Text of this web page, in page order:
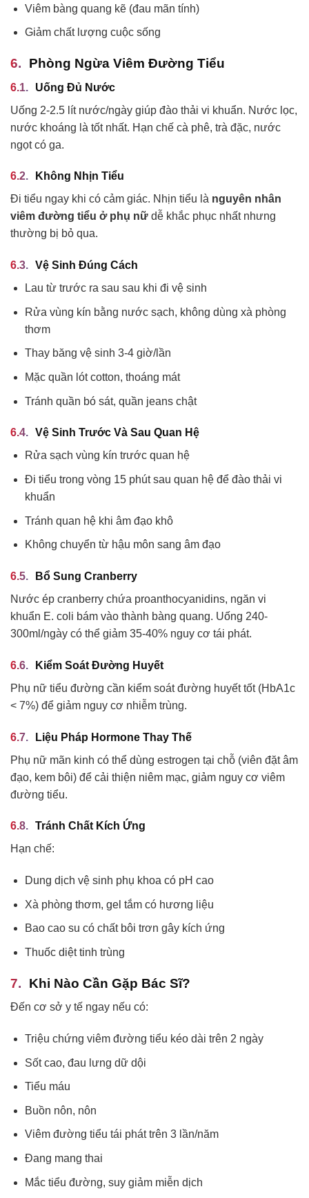
Viêm bàng quang kẽ (đau mãn tính)
Giảm chất lượng cuộc sống
Phòng Ngừa Viêm Đường Tiểu
Uống Đủ Nước
Uống 2-2.5 lít nước/ngày giúp đào thải vi khuẩn. Nước lọc,
nước khoáng là tốt nhất. Hạn chế cà phê, trà đặc, nước
ngọt có ga.
Không Nhịn Tiểu
Đi tiểu ngay khi có cảm giác. Nhịn tiểu là nguyên nhân
viêm đường tiểu ở phụ nữ dễ khắc phục nhất nhưng
thường bị bỏ qua.
Vệ Sinh Đúng Cách
Lau từ trước ra sau sau khi đi vệ sinh
Rửa vùng kín bằng nước sạch, không dùng xà phòng
thơm
Thay băng vệ sinh 3-4 giờ/lần
Mặc quần lót cotton, thoáng mát
Tránh quần bó sát, quần jeans chật
Vệ Sinh Trước Và Sau Quan Hệ
Rửa sạch vùng kín trước quan hệ
Đi tiểu trong vòng 15 phút sau quan hệ để đào thải vi
khuẩn
Tránh quan hệ khi âm đạo khô
Không chuyển từ hậu môn sang âm đạo
Bổ Sung Cranberry
Nước ép cranberry chứa proanthocyanidins, ngăn vi
khuẩn E. coli bám vào thành bàng quang. Uống 240-
300ml/ngày có thể giảm 35-40% nguy cơ tái phát.
Kiểm Soát Đường Huyết
Phụ nữ tiểu đường cần kiểm soát đường huyết tốt (HbA1c
< 7%) để giảm nguy cơ nhiễm trùng.
Liệu Pháp Hormone Thay Thế
Phụ nữ mãn kinh có thể dùng estrogen tại chỗ (viên đặt âm
đạo, kem bôi) để cải thiện niêm mạc, giảm nguy cơ viêm
đường tiểu.
Tránh Chất Kích Ứng
Hạn chế:
Dung dịch vệ sinh phụ khoa có pH cao
Xà phòng thơm, gel tắm có hương liệu
Bao cao su có chất bôi trơn gây kích ứng
Thuốc diệt tinh trùng
Khi Nào Cần Gặp Bác Sĩ?
Đến cơ sở y tế ngay nếu có:
Triệu chứng viêm đường tiểu kéo dài trên 2 ngày
Sốt cao, đau lưng dữ dội
Tiểu máu
Buồn nôn, nôn
Viêm đường tiểu tái phát trên 3 lần/năm
Đang mang thai
Mắc tiểu đường, suy giảm miễn dịch